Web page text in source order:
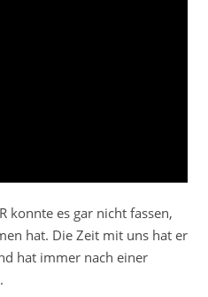
konnte es gar nicht fassen,
hat. Die Zeit mit uns hat er
hat immer nach einer